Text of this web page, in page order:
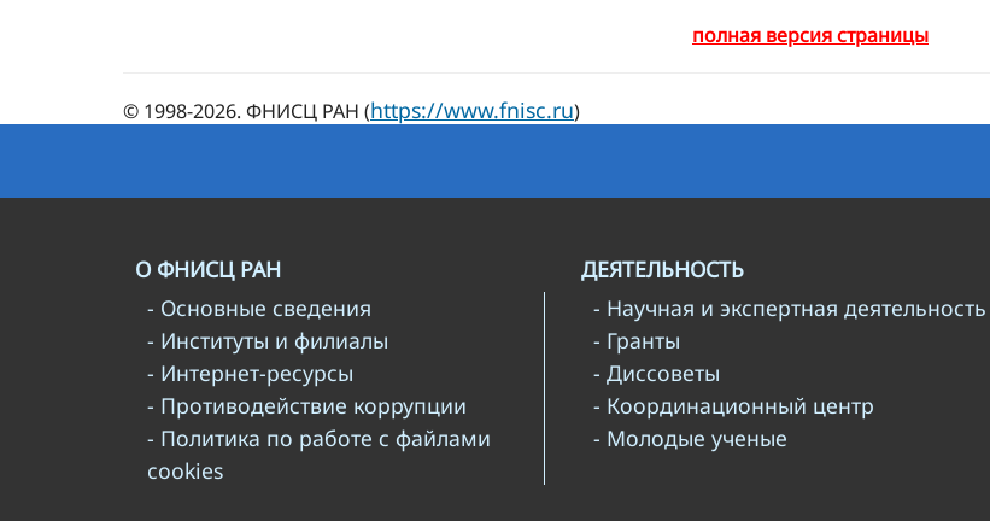
полная версия страницы
© 1998-2026. ФНИСЦ РАН (https://www.fnisc.ru)
О ФНИСЦ РАН
- Основные сведения
- Институты и филиалы
- Интернет-ресурсы
- Противодействие коррупции
- Политика по работе с файлами
cookies
ДЕЯТЕЛЬНОСТЬ
- Научная и экспертная деятельность
- Гранты
- Диссоветы
- Координационный центр
- Молодые ученые